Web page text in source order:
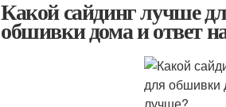
Какой сайдинг лучше
обшивки дома и ответ